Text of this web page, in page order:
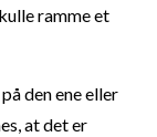
ramme et
den ene eller
at det er